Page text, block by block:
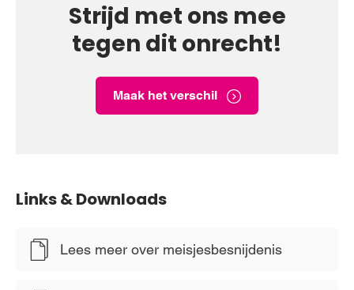
Strijd met ons mee
tegen dit onrecht!
Maak het verschil
Links & Downloads
Lees meer over meisjesbesnijdenis